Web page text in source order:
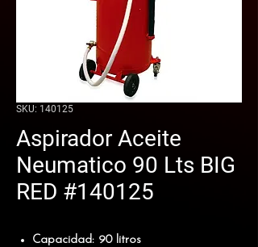
SKU: 140125
Aspirador Aceite
Neumatico 90 Lts BIG
RED #140125
Capacidad: 90 litros